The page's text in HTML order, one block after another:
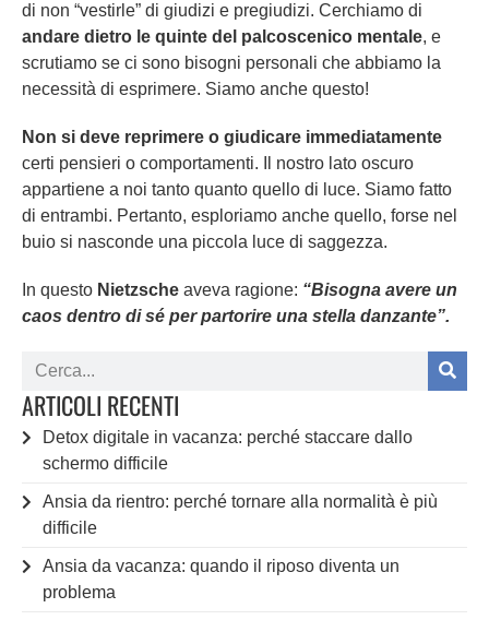
di non “vestirle” di giudizi e pregiudizi. Cerchiamo di
andare dietro le quinte del palcoscenico mentale, e
scrutiamo se ci sono bisogni personali che abbiamo la
necessità di esprimere. Siamo anche questo!
Non si deve reprimere o giudicare immediatamente
certi pensieri o comportamenti. Il nostro lato oscuro
appartiene a noi tanto quanto quello di luce. Siamo fatto
di entrambi. Pertanto, esploriamo anche quello, forse nel
buio si nasconde una piccola luce di saggezza.
In questo Nietzsche aveva ragione: “Bisogna avere un
caos dentro di sé per partorire una stella danzante”.
ARTICOLI RECENTI
Detox digitale in vacanza: perché staccare dallo
schermo difficile
Ansia da rientro: perché tornare alla normalità è più
difficile
Ansia da vacanza: quando il riposo diventa un
problema